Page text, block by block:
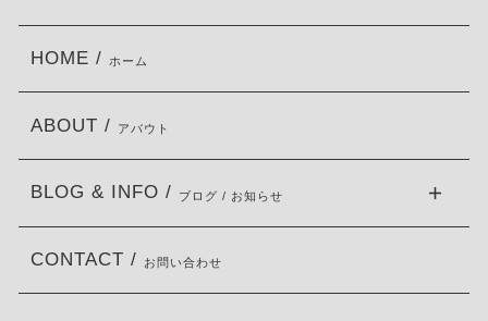
HOME / ホーム
ABOUT / アバウト
BLOG & INFO / ブログ / お知らせ
CONTACT / お問い合わせ